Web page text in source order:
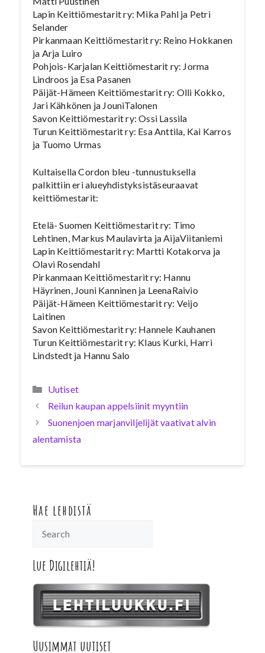
Lapin Keittiömestarit ry: Mika Pahl ja Petri
Selander
Pirkanmaan Keittiömestarit ry: Reino Hokkanen
ja Arja Luiro
Pohjois-Karjalan Keittiömestarit ry: Jorma
Lindroos ja Esa Pasanen
Päijät-Hämeen Keittiömestarit ry: Olli Kokko,
Jari Kähkönen ja JouniTalonen
Savon Keittiömestarit ry: Ossi Lassila
Turun Keittiömestarit ry: Esa Anttila, Kai Karros
ja Tuomo Urmas
Kultaisella Cordon bleu -tunnustuksella
palkittiin eri alueyhdistyksistäseuraavat
keittiömestarit:
Etelä- Suomen Keittiömestarit ry: Timo
Lehtinen, Markus Maulavirta ja AijaViitaniemi
Lapin Keittiömestarit ry: Martti Kotakorva ja
Olavi Rosendahl
Pirkanmaan Keittiömestarit ry: Hannu
Häyrinen, Jouni Kanninen ja LeenaRaivio
Päijät-Hämeen Keittiömestarit ry: Veijo
Laitinen
Savon Keittiömestarit ry: Hannele Kauhanen
Turun Keittiömestarit ry: Klaus Kurki, Harri
Lindstedt ja Hannu Salo
Kategoriat
Uutiset
Reilun kaupan appelsiinit myyntiin
Suonenjoen marjanviljelijät vaativat alvin
alentamista
Hae lehdistä
Lue Digilehtiä!
Uusimmat uutiset